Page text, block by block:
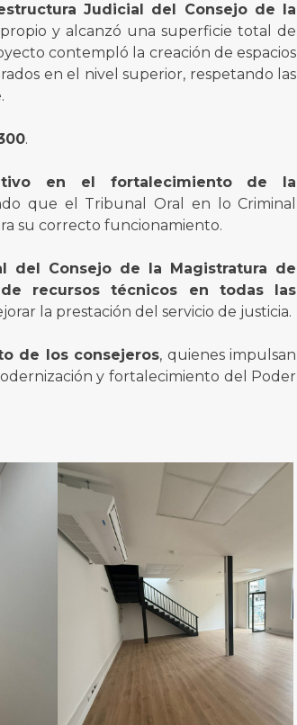
Judicial del Consejo de la
y alcanzó una superficie total de
contempló la creación de espacios
en el nivel superior, respetando las
.
en el fortalecimiento de la
que el Tribunal Oral en lo Criminal
su correcto funcionamiento.
del Consejo de la Magistratura de
recursos técnicos en todas las
la prestación del servicio de justicia.
de los consejeros, quienes impulsan
y fortalecimiento del Poder